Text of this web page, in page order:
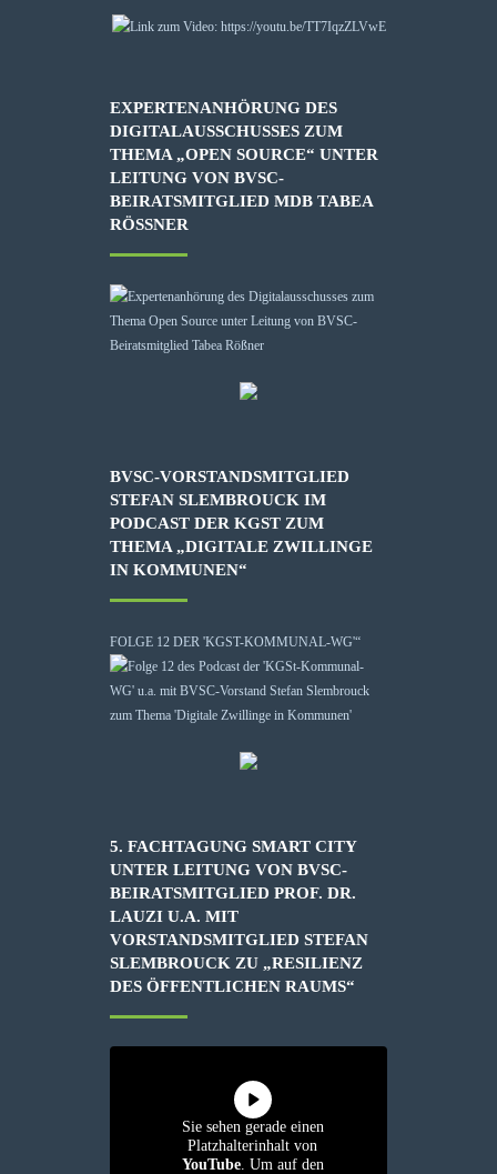
EXPERTENANHÖRUNG DES
DIGITALAUSSCHUSSES ZUM
THEMA „OPEN SOURCE“ UNTER
LEITUNG VON BVSC-
BEIRATSMITGLIED MDB TABEA
RÖSSNER
BVSC-VORSTANDSMITGLIED
STEFAN SLEMBROUCK IM
PODCAST DER KGST ZUM
THEMA „DIGITALE ZWILLINGE
IN KOMMUNEN“
FOLGE 12 DER 'KGST-KOMMUNAL-WG'“
5. FACHTAGUNG SMART CITY
UNTER LEITUNG VON BVSC-
BEIRATSMITGLIED PROF. DR.
LAUZI U.A. MIT
VORSTANDSMITGLIED STEFAN
SLEMBROUCK ZU „RESILIENZ
DES ÖFFENTLICHEN RAUMS“
Sie sehen gerade einen
Platzhalterinhalt von
YouTube. Um auf den